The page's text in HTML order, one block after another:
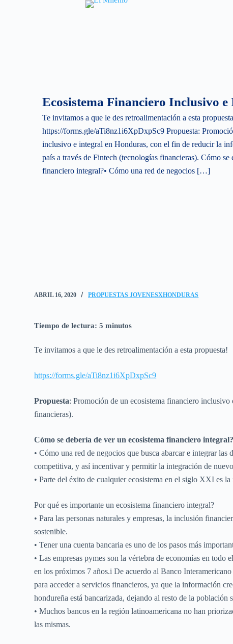
Ecosistema Financiero Inclusivo
Te invitamos a que le des retroalimentación a esta
https://forms.gle/aTi8nz1i6XpDxpSc9 Propuesta:
inclusivo e integral en Honduras, con el fin de reducir la
país a través de Fintech (tecnologías financieras). Cómo se
financiero integral?• Cómo una red de negocios […]
ABRIL 16, 2020 PROPUESTAS JOVENESXHONDURAS
Tiempo de lectura: 5 minutos
Te invitamos a que le des retroalimentación a esta propuesta!
https://forms.gle/aTi8nz1i6XpDxpSc9
Propuesta: Promoción de un ecosistema financiero
financieras).
Cómo se debería de ver un ecosistema financiero integral?
• Cómo una red de negocios que busca abarcar e integrar
competitiva, y así incentivar y permitir la integración de
• Parte del éxito de cualquier ecosistema en el siglo XXI es
Por qué es importante un ecosistema financiero integral?
• Para las personas naturales y empresas, la inclusión
sostenible.
• Tener una cuenta bancaria es uno de los pasos más
• Las empresas pymes son la vértebra de economías en todo
en los próximos 7 años.i De acuerdo al Banco
para acceder a servicios financieros, ya que la información
hondureña está bancarizada, dejando al resto de la
• Muchos bancos en la región latinoamericana no han
las mismas.